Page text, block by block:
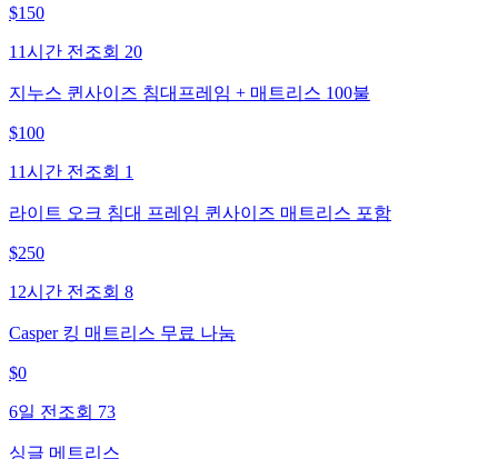
$150
11시간 전 조회 20
지누스 퀸사이즈 침대프레임 + 매트리스 100불
$100
11시간 전 조회 1
라이트 오크 침대 프레임 퀸사이즈 매트리스 포함
$250
12시간 전 조회 8
Casper 킹 매트리스 무료 나눔
$0
6일 전 조회 73
싱글 메트리스